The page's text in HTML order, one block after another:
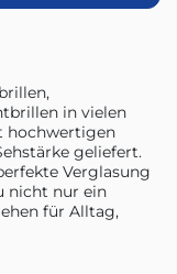
in vielen
hochwertigen
geliefert.
Verglasung
nicht nur ein
für Alltag,